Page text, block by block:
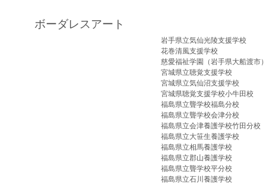
ボーダレスアート
岩手県立気仙光陵支援学校
花巻清風支援学校
慈愛福祉学園（岩手県大船渡市
宮城県立聴覚支援学校
宮城県立気仙沼支援学校
宮城県聴覚支援学校小牛田校
福島県立聾学校福島分校
福島県立聾学校会津分校
福島県立会津養護学校竹田分校
福島県立大笹生養護学校
福島県立相馬養護学校
福島県立郡山養護学校
福島県立聾学校平分校
福島県立石川養護学校